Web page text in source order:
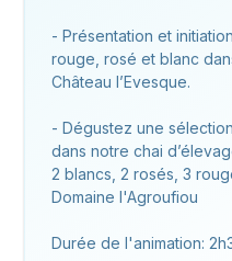
- Présentation et
rouge, rosé et blanc
Château l’Evesque.
- Dégustez une
dans notre chai
2 blancs, 2 rosés, 3
Domaine l'Agroufiou
Durée de l'animation: